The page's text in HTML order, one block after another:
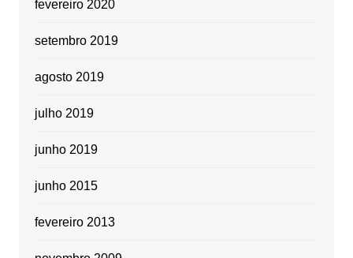
fevereiro 2020
setembro 2019
agosto 2019
julho 2019
junho 2019
junho 2015
fevereiro 2013